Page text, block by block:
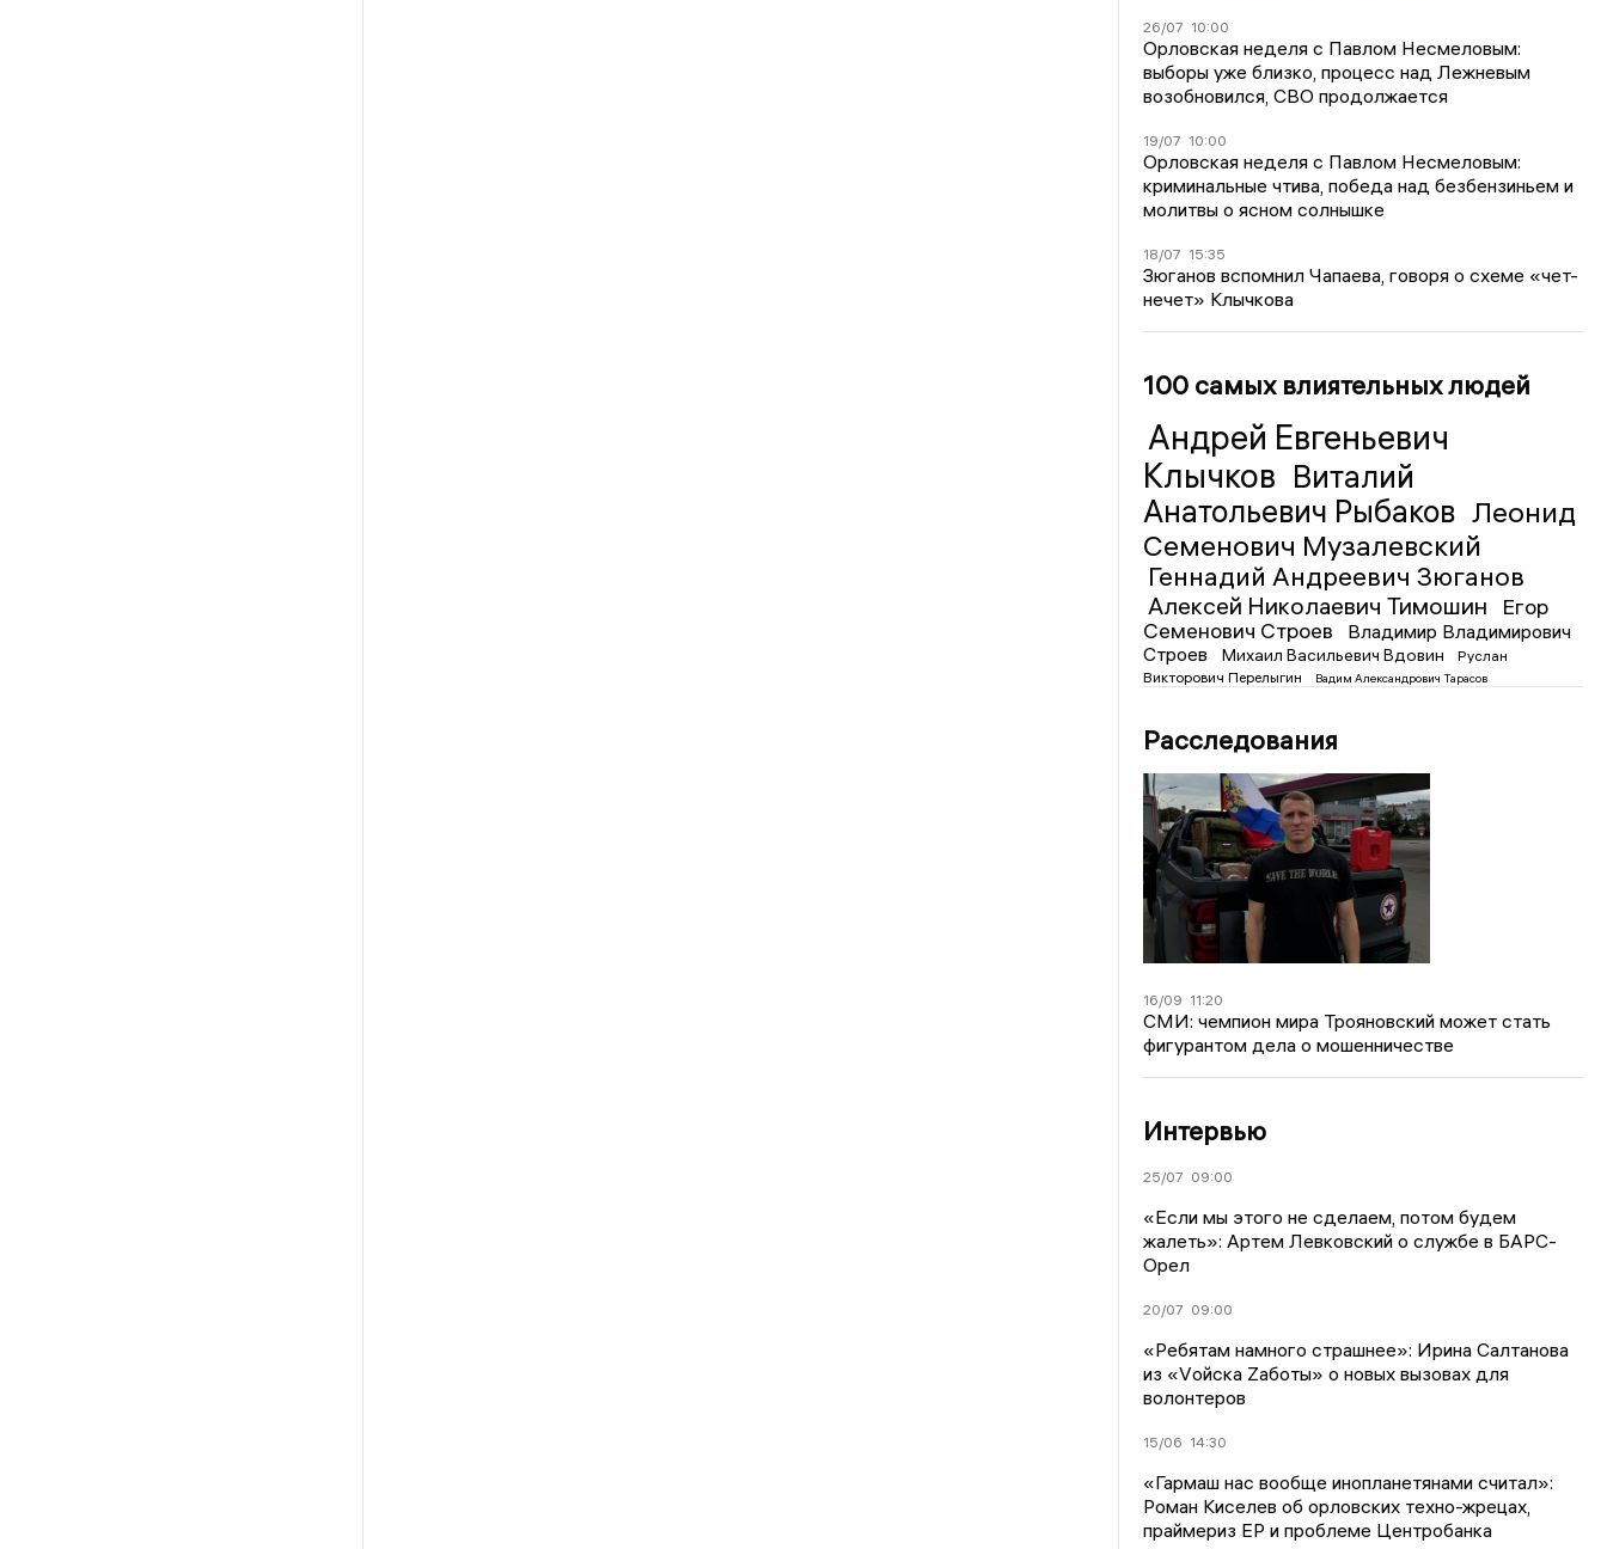
26/07 10:00
Орловская неделя с Павлом Несмеловым:
выборы уже близко, процесс над Лежневым
возобновился, СВО продолжается
19/07 10:00
Орловская неделя с Павлом Несмеловым:
криминальные чтива, победа над безбензиньем и
молитвы о ясном солнышке
18/07 15:35
Зюганов вспомнил Чапаева, говоря о схеме «чет-
нечет» Клычкова
100 самых влиятельных людей
Андрей Евгеньевич
Клычков Виталий
Анатольевич Рыбаков Леонид
Семенович Музалевский
Геннадий Андреевич Зюганов
Алексей Николаевич Тимошин
Егор
Семенович Строев
Владимир Владимирович
Строев
Михаил Васильевич Вдовин
Руслан
Викторович Перелыгин
Вадим Александрович Тарасов
Расследования
16/09 11:20
СМИ: чемпион мира Трояновский может стать
фигурантом дела о мошенничестве
Интервью
25/07 09:00
«Если мы этого не сделаем, потом будем
жалеть»: Артем Левковский о службе в БАРС-
Орел
20/07 09:00
«Ребятам намного страшнее»: Ирина Салтанова
из «Vойска Zаботы» о новых вызовах для
волонтеров
15/06 14:30
«Гармаш нас вообще инопланетянами считал»:
Роман Киселев об орловских техно-жрецах,
праймериз ЕР и проблеме Центробанка